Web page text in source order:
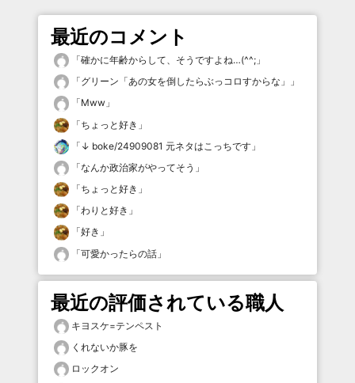
最近のコメント
「確かに年齢からして、そうですよね…(^^; 」
「グリーン「あの女を倒したらぶっコロすからな」
」
「Mww 」
「ちょっと好き 」
「 ↓ boke/24909081 元ネタはこっちです 」
「なんか政治家がやってそう 」
「ちょっと好き 」
「わりと好き 」
「好き 」
「可愛かったらの話 」
最近の評価されている職人
キヨスケ=テンペスト
くれないか豚を
ロックオン